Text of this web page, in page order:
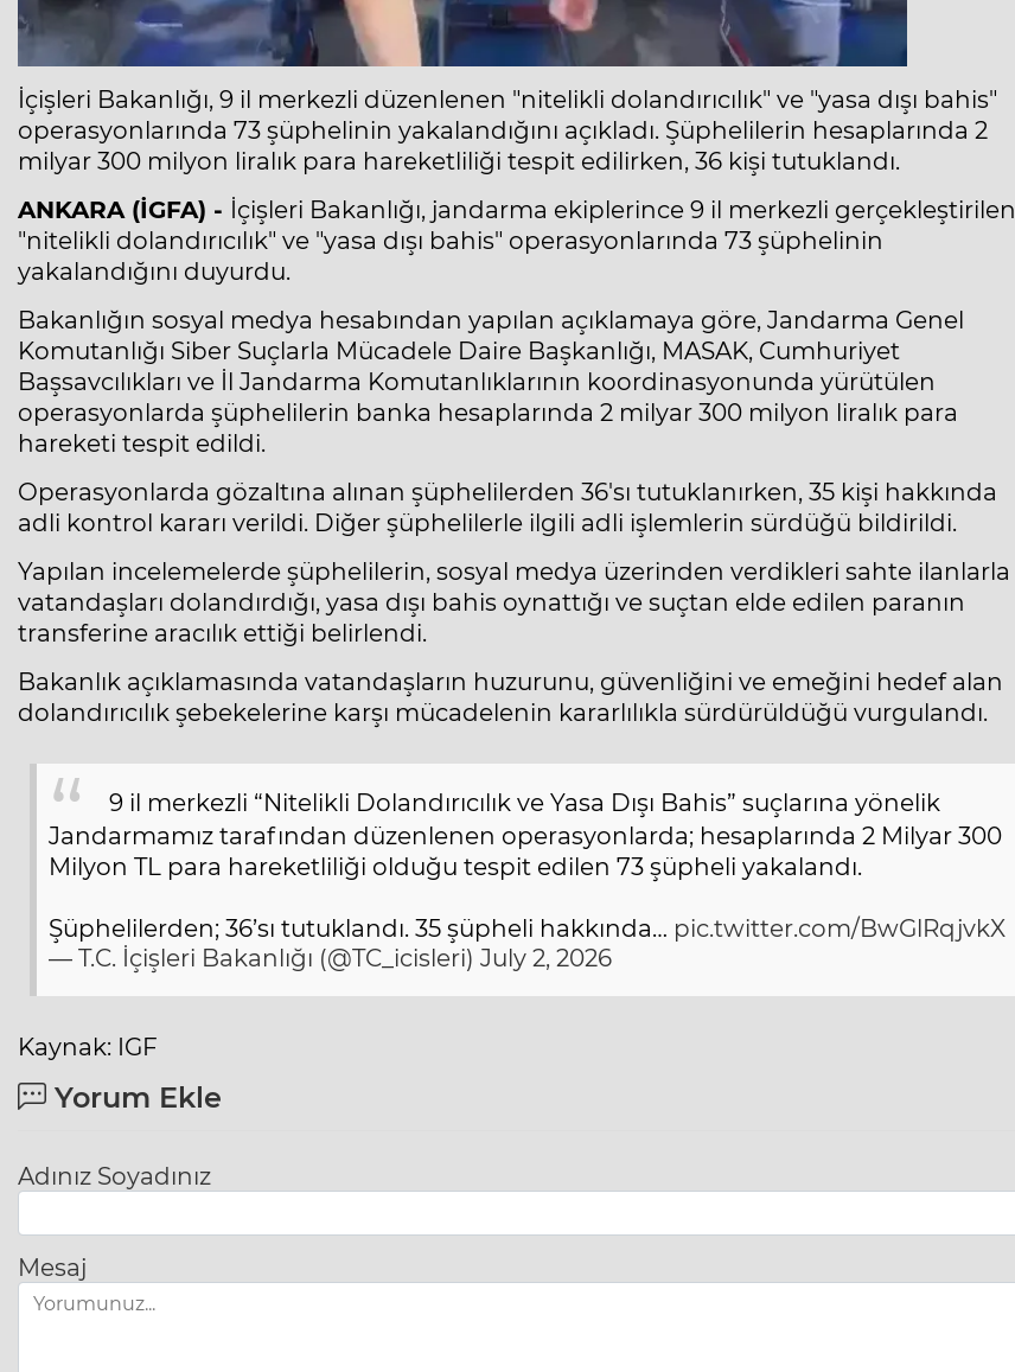
İçişleri Bakanlığı, 9 il merkezli düzenlenen "nitelikli dolandırıcılık" ve "yasa dışı bahis"
operasyonlarında 73 şüphelinin yakalandığını açıkladı. Şüphelilerin hesaplarında 2
milyar 300 milyon liralık para hareketliliği tespit edilirken, 36 kişi tutuklandı.
ANKARA (İGFA) - İçişleri Bakanlığı, jandarma ekiplerince 9 il merkezli gerçekleştirilen
"nitelikli dolandırıcılık" ve "yasa dışı bahis" operasyonlarında 73 şüphelinin
yakalandığını duyurdu.
Bakanlığın sosyal medya hesabından yapılan açıklamaya göre, Jandarma Genel
Komutanlığı Siber Suçlarla Mücadele Daire Başkanlığı, MASAK, Cumhuriyet
Başsavcılıkları ve İl Jandarma Komutanlıklarının koordinasyonunda yürütülen
operasyonlarda şüphelilerin banka hesaplarında 2 milyar 300 milyon liralık para
hareketi tespit edildi.
Operasyonlarda gözaltına alınan şüphelilerden 36'sı tutuklanırken, 35 kişi hakkında
adli kontrol kararı verildi. Diğer şüphelilerle ilgili adli işlemlerin sürdüğü bildirildi.
Yapılan incelemelerde şüphelilerin, sosyal medya üzerinden verdikleri sahte ilanlarla
vatandaşları dolandırdığı, yasa dışı bahis oynattığı ve suçtan elde edilen paranın
transferine aracılık ettiği belirlendi.
Bakanlık açıklamasında vatandaşların huzurunu, güvenliğini ve emeğini hedef alan
dolandırıcılık şebekelerine karşı mücadelenin kararlılıkla sürdürüldüğü vurgulandı.
9 il merkezli “Nitelikli Dolandırıcılık ve Yasa Dışı Bahis” suçlarına yönelik
Jandarmamız tarafından düzenlenen operasyonlarda; hesaplarında 2 Milyar 300
Milyon TL para hareketliliği olduğu tespit edilen 73 şüpheli yakalandı.
Şüphelilerden; 36’sı tutuklandı. 35 şüpheli hakkında… pic.twitter.com/BwGlRqjvkX
— T.C. İçişleri Bakanlığı (@TC_icisleri) July 2, 2026
Kaynak: IGF
Yorum Ekle
Adınız Soyadınız
Mesaj